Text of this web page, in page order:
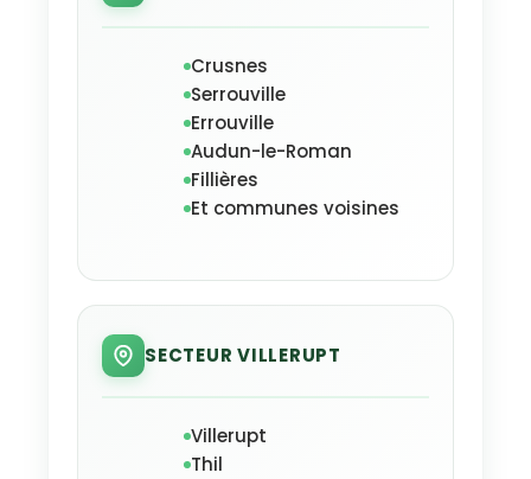
Crusnes
Serrouville
Errouville
Audun-le-Roman
Fillières
Et communes voisines
SECTEUR VILLERUPT
Villerupt
Thil